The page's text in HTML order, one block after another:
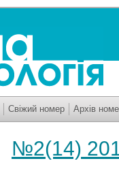
Свіжий номер Архів
№2(14)